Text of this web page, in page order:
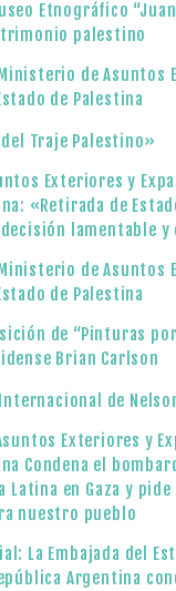
Etnográfico
palestino
de Asuntos
de Palestina
Traje Palestino»
Exteriores y
«Retirada de
decisión lamentable
de Asuntos
de Palestina
de “Pinturas
Brian Carlson
de
Exteriores y
Condena el
Latina en Gaza y
nuestro pueblo
La Embajada del
Argentina